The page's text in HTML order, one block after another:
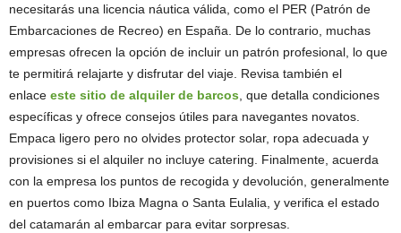
necesitarás una licencia náutica válida, como el PER (Patrón de
Embarcaciones de Recreo) en España. De lo contrario, muchas
empresas ofrecen la opción de incluir un patrón profesional, lo que
te permitirá relajarte y disfrutar del viaje. Revisa también el
enlace este sitio de alquiler de barcos , que detalla condiciones
específicas y ofrece consejos útiles para navegantes novatos.
Empaca ligero pero no olvides protector solar, ropa adecuada y
provisiones si el alquiler no incluye catering. Finalmente, acuerda
con la empresa los puntos de recogida y devolución, generalmente
en puertos como Ibiza Magna o Santa Eulalia, y verifica el estado
del catamarán al embarcar para evitar sorpresas.